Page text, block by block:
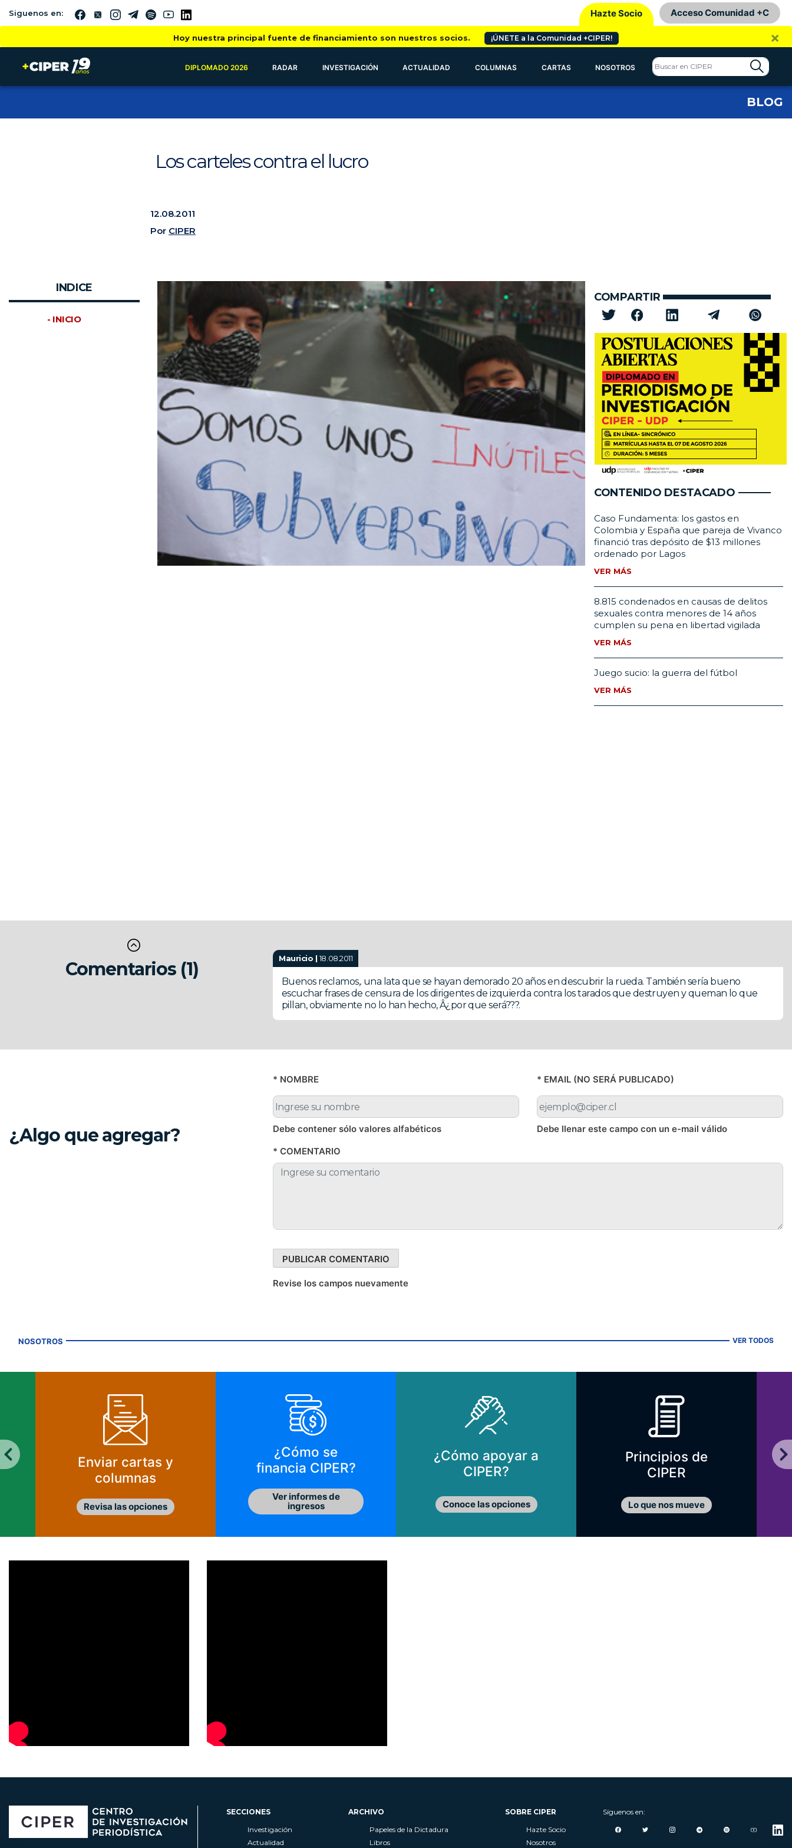
Siguenos en: Hazte Socio Acceso Comunidad +C
Hoy nuestra principal fuente de financiamiento son nuestros socios. ¡ÚNETE a la Comunidad +CIPER! ×
DIPLOMADO 2026 RADAR INVESTIGACIÓN ACTUALIDAD COLUMNAS CARTAS NOSOTROS
BLOG
Los carteles contra el lucro
12.08.2011
Por CIPER
INDICE
- INICIO
COMPARTIR
CONTENIDO DESTACADO
Caso Fundamenta: los gastos en
Colombia y España que pareja de Vivanco
financió tras depósito de $13 millones
ordenado por Lagos
VER MÁS
8.815 condenados en causas de delitos
sexuales contra menores de 14 años
cumplen su pena en libertad vigilada
VER MÁS
Juego sucio: la guerra del fútbol
VER MÁS
Comentarios (1) Mauricio |18.08.2011
Buenos reclamos,. una lata que se hayan demorado 20 años en descubrir la rueda. También sería bueno
escuchar frases de censura de los dirigentes de izquierda contra los tarados que destruyen y queman lo que
pillan, obviamente no lo han hecho, Â¿por que será???.
¿Algo que agregar?
* NOMBRE
Debe contener sólo valores alfabéticos
* EMAIL (NO SERÁ PUBLICADO)
Debe llenar este campo con un e-mail válido
* COMENTARIO
Revise los campos nuevamente
NOSOTROS VER TODOS
Enviar cartas y
columnas
Revisa las opciones
¿Cómo se
financia CIPER?
Ver informes de
ingresos
¿Cómo apoyar a
CIPER?
Conoce las opciones
Principios de
CIPER
Lo que nos mueve
SECCIONES
Investigación
Actualidad
ARCHIVO
Papeles de la Dictadura
Libros
SOBRE CIPER
Hazte Socio
Nosotros
Síguenos en: